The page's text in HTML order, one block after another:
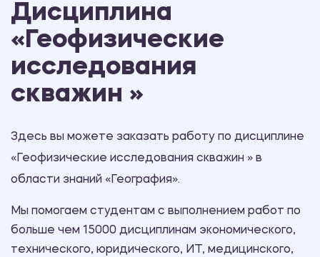
Дисциплина
«Геофизические
исследования
скважин »
Здесь вы можете заказать работу по дисциплине
«Геофизические исследования скважин » в
области знаний «География».
Мы помогаем студентам с выполнением работ по
больше чем 15000 дисциплинам экономического,
технического, юридического, ИТ, медицинского,